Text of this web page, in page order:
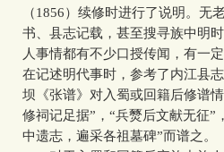
（1856）续修时进行了说明。无
书、县志记载，甚至搜寻族中明
人事情都有不少口授传闻，有一
在记述明代事时，参考了内江县
坝《张谱》对入蜀或回籍后修谱
修祠记足据”，“兵燹后文献无征
中遗志，遍采各祖墓碑”而谱之。